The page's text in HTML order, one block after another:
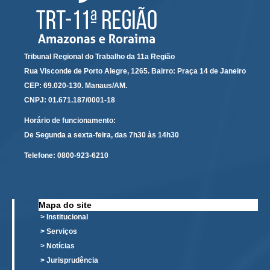
Tribunal Regional do Trabalho da 11a Região
Rua Visconde de Porto Alegre, 1265. Bairro: Praça 14 de Janeiro
CEP: 69.020-130. Manaus/AM.
CNPJ: 01.671.187/0001-18
Horário de funcionamento:
De Segunda a sexta-feira, das 7h30 às 14h30
Telefone: 0800-923-6210
Mapa do site
> Institucional
> Serviços
> Notícias
> Jurisprudência